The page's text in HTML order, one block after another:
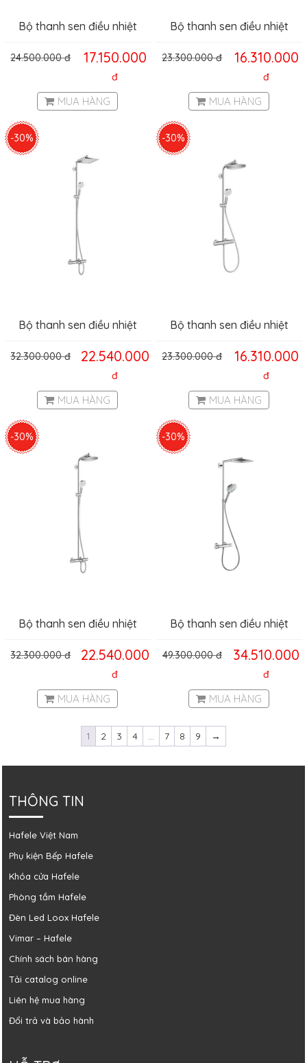
Bộ thanh sen điều nhiệt
Hafele 589.51.600
17.150.000
đ
24.500.000đ
MUA HÀNG
Bộ thanh sen điều nhiệt
Hafele 589.54.504
16.310.000
đ
23.300.000đ
MUA HÀNG
Bộ thanh sen điều nhiệt
Hafele 589.54.515
22.540.000
đ
32.300.000đ
-30%
MUA HÀNG
Bộ thanh sen điều nhiệt
Hafele 589.54.502
16.310.000
đ
23.300.000đ
-30%
MUA HÀNG
Bộ thanh sen điều nhiệt
Hafele 589.54.514
22.540.000
đ
32.300.000đ
-30%
MUA HÀNG
Bộ thanh sen điều nhiệt
Select S 300 Hafele
34.510.000
đ
49.300.000đ
-30%
MUA HÀNG
1 2 3 4 … 7 8 9 →
THÔNG TIN
Hafele Việt Nam
Phụ kiện Bếp Hafele
Khóa cửa Hafele
Phòng tắm Hafele
Đèn Led Loox Hafele
Vimar – Hafele
Chính sách bán hàng
Tải catalog online
Liên hệ mua hàng
Đổi trả và bảo hành